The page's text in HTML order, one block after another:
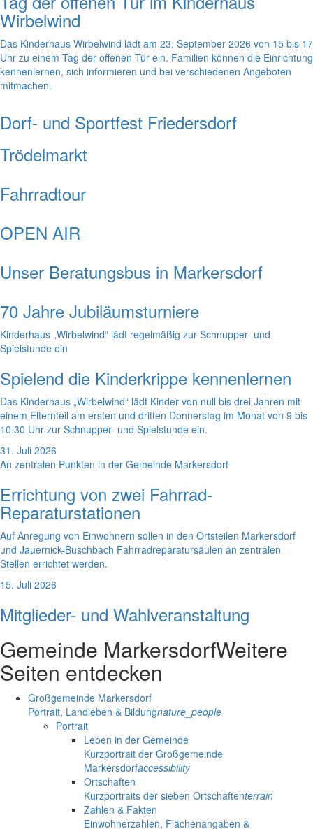
Wirbelwind
Das Kinderhaus Wirbelwind lädt am 23. September 2026 von 15 bis 17
Uhr zu einem Tag der offenen Tür ein. Familien können die Einrichtung
kennenlernen, sich informieren und bei verschiedenen Angeboten
mitmachen.
Dorf- und Sportfest Friedersdorf
Trödelmarkt
Fahrradtour
OPEN AIR
Unser Beratungsbus in Markersdorf
70 Jahre Jubiläumsturniere
Kinderhaus „Wirbelwind“ lädt regelmäßig zur Schnupper- und
Spielstunde ein
Spielend die Kinderkrippe kennenlernen
Das Kinderhaus „Wirbelwind“ lädt Kinder von null bis drei Jahren mit
einem Elternteil am ersten und dritten Donnerstag im Monat von 9 bis
10.30 Uhr zur Schnupper- und Spielstunde ein.
31. Juli 2026
An zentralen Punkten in der Gemeinde Markersdorf
Errichtung von zwei Fahrrad-
Reparaturstationen
Auf Anregung von Einwohnern sollen in den Ortsteilen Markersdorf
und Jauernick-Buschbach Fahrradreparatursäulen an zentralen
Stellen errichtet werden.
15. Juli 2026
Mitglieder- und Wahlveranstaltung
Gemeinde MarkersdorfWeitere
Seiten entdecken
Großgemeinde Markersdorf
Portrait, Landleben & Bildungnature_people
Portrait
Leben in der Gemeinde
Kurzportrait der Großgemeinde
Markersdorfaccessibility
Ortschaften
Kurzportraits der sieben Ortschaftenterrain
Zahlen & Fakten
Einwohnerzahlen, Flächenangaben &